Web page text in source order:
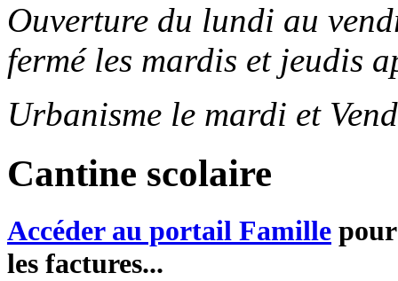
Ouverture du lundi au
fermé les mardis et jeudis
Urbanisme le mardi et
Cantine scolaire
Accéder au portail Famille
les factures...